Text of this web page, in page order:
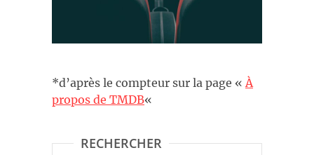
*d’après le compteur sur la page « À
propos de TMDB«
RECHERCHER